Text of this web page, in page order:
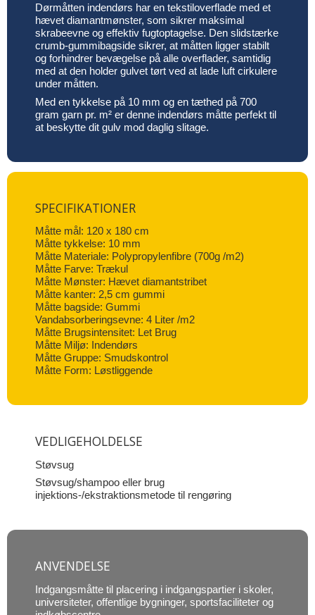
Dørmåtten indendørs har en tekstiloverflade med et
hævet diamantmønster, som sikrer maksimal
skrabeevne og effektiv fugtoptagelse. Den slidstærke
crumb-gummibagside sikrer, at måtten ligger stabilt
og forhindrer bevægelse på alle overflader, samtidig
med at den holder gulvet tørt ved at lade luft cirkulere
under måtten.
Med en tykkelse på 10 mm og en tæthed på 700
gram garn pr. m² er denne indendørs måtte perfekt til
at beskytte dit gulv mod daglig slitage.
SPECIFIKATIONER
Måtte mål: 120 x 180 cm
Måtte tykkelse: 10 mm
Måtte Materiale: Polypropylenfibre (700g /m2)
Måtte Farve: Trækul
Måtte Mønster: Hævet diamantstribet
Måtte kanter: 2,5 cm gummi
Måtte bagside: Gummi
Vandabsorberingsevne: 4 Liter /m2
Måtte Brugsintensitet: Let Brug
Måtte Miljø: Indendørs
Måtte Gruppe: Smudskontrol
Måtte Form: Løstliggende
VEDLIGEHOLDELSE
Støvsug
Støvsug/shampoo eller brug
injektions-/ekstraktionsmetode til rengøring
ANVENDELSE
Indgangsmåtte til placering i indgangspartier i skoler,
universiteter, offentlige bygninger, sportsfaciliteter og